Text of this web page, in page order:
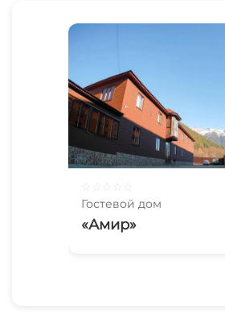
Гостевой дом
«Амир»